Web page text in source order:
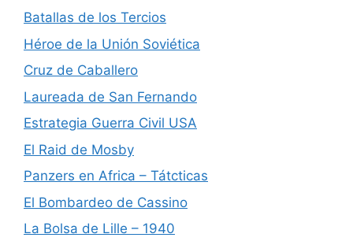
Batallas de los Tercios
Héroe de la Unión Soviética
Cruz de Caballero
Laureada de San Fernando
Estrategia Guerra Civil USA
El Raid de Mosby
Panzers en Africa – Tátcticas
El Bombardeo de Cassino
La Bolsa de Lille – 1940